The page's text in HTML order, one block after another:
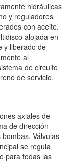
hidráulicas
y reguladores
con aceite.
alojada en
y liberado de
al
de circuito
de servicio.
axiales de
de dirección
Válvulas
se regula
para todas las